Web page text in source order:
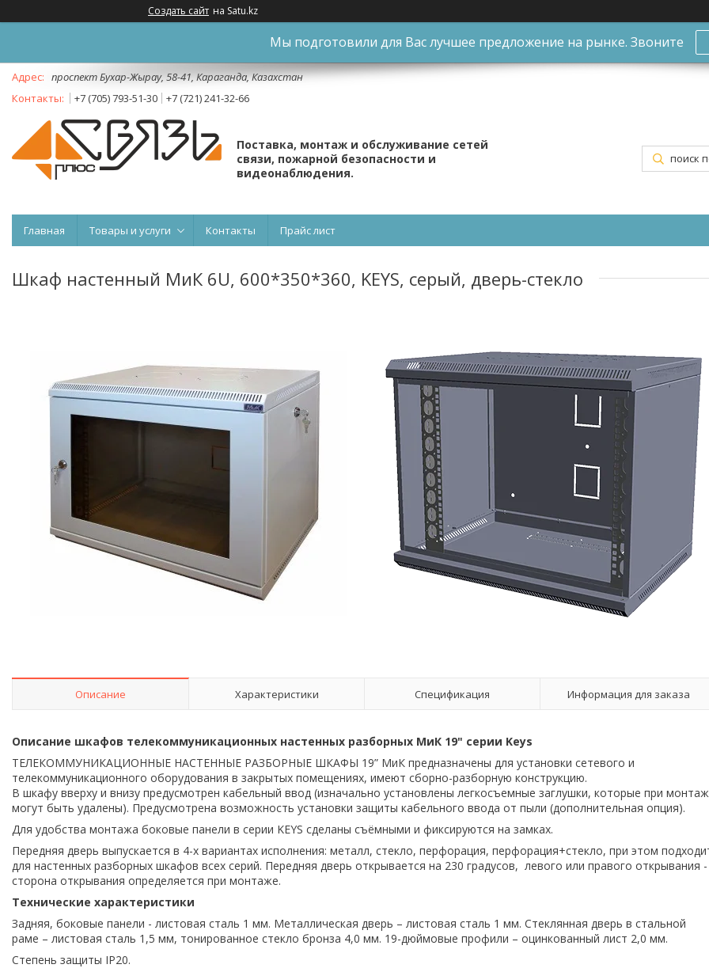
Создать сайт на Satu.kz
Мы подготовили для Вас лучшее предложение на рынке. Звоните
проспект Бухар-Жырау, 58-41, Караганда, Казахстан
+7 (705) 793-51-30
+7 (721) 241-32-66
Поставка, монтаж и обслуживание сетей
связи, пожарной безопасности и
видеонаблюдения.
Главная Товары и услуги Контакты Прайс лист
Шкаф настенный МиК 6U, 600*350*360, KEYS, серый, дверь-стекло
Описание Характеристики Спецификация Информация для заказа
Описание шкафов телекоммуникационных настенных разборных МиК 19" серии Keys
ТЕЛЕКОММУНИКАЦИОННЫЕ НАСТЕННЫЕ РАЗБОРНЫЕ ШКАФЫ 19” МиК предназначены для установки сетевого и
телекоммуникационного оборудования в закрытых помещениях, имеют сборно-разборную конструкцию.
В шкафу вверху и внизу предусмотрен кабельный ввод (изначально установлены легкосъемные заглушки, которые при
могут быть удалены). Предусмотрена возможность установки защиты кабельного ввода от пыли (дополнительная опция).
Для удобства монтажа боковые панели в серии KEYS сделаны съёмными и фиксируются на замках.
Передняя дверь выпускается в 4-х вариантах исполнения: металл, стекло, перфорация, перфорация+стекло, при этом
для настенных разборных шкафов всех серий. Передняя дверь открывается на 230 градусов, левого или правого открывания -
cторона открывания определяется при монтаже.
Технические характеристики
Задняя, боковые панели - листовая сталь 1 мм. Металлическая дверь – листовая сталь 1 мм. Стеклянная дверь в стальной
раме – листовая сталь 1,5 мм, тонированное стекло бронза 4,0 мм. 19-дюймовые профили – оцинкованный лист 2,0 мм.
Степень защиты IР20.